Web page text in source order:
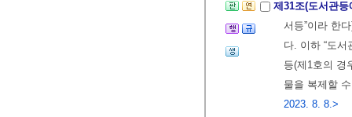
제31조(도서관
서등”이라 한
다. 이하 “도
등(제1호의 경
물을 복제할
2023. 8. 8.>